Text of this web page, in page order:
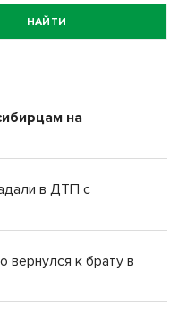
НАЙТИ
на
в ДТП с
вернулся к брату в